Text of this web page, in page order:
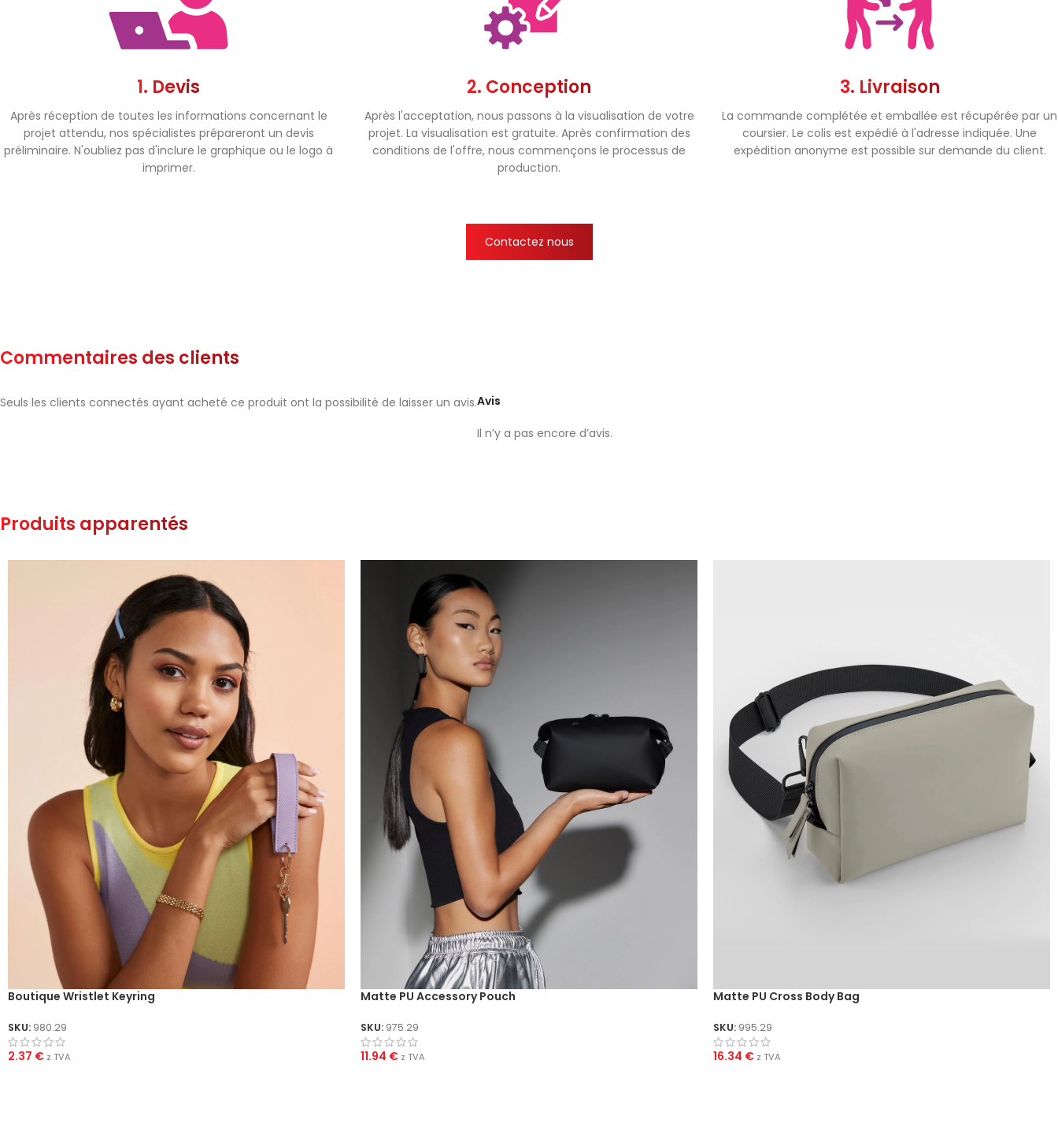
1. Devis
Après réception de toutes les informations concernant le
projet attendu, nos spécialistes prépareront un devis
préliminaire. N'oubliez pas d'inclure le graphique ou le logo à
imprimer.
2. Conception
Après l'acceptation, nous passons à la visualisation de votre
projet. La visualisation est gratuite. Après confirmation des
conditions de l'offre, nous commençons le processus de
production.
3. Livraison
La commande complétée et emballée est récupérée par un
coursier. Le colis est expédié à l'adresse indiquée. Une
expédition anonyme est possible sur demande du client.
Contactez nous
Commentaires des clients
Avis
Il n’y a pas encore d’avis.
Seuls les clients connectés ayant acheté ce produit ont la possibilité de laisser un avis.
Produits apparentés
Boutique Wristlet Keyring
SKU: 980.29
2.37 € z TVA
Matte PU Accessory Pouch
SKU: 975.29
11.94 € z TVA
Matte PU Cross Body Bag
SKU: 995.29
16.34 € z TVA